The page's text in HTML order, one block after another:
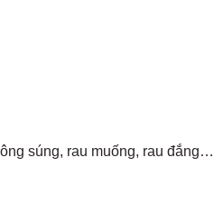
súng, rau muống, rau đắng…